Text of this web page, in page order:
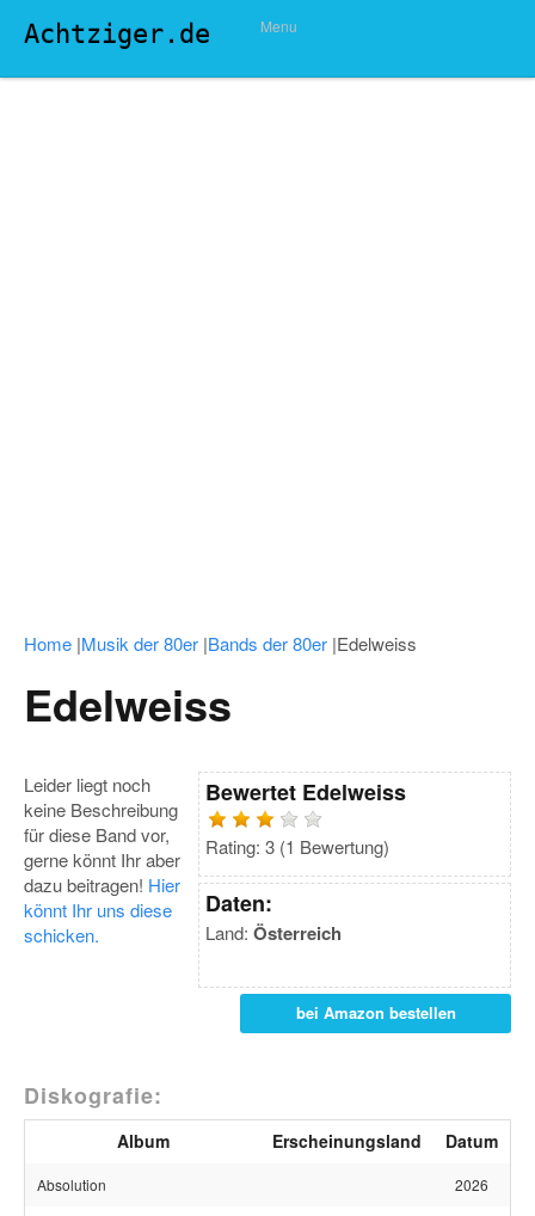
Achtziger.de Menu
Home |Musik der 80er |Bands der 80er |Edelweiss
Edelweiss
Bewertet Edelweiss
Rating: 3 (1 Bewertung)
Daten:
Land: Österreich
bei Amazon bestellen
Leider liegt noch
keine Beschreibung
für diese Band vor,
gerne könnt Ihr aber
dazu beitragen! Hier
könnt Ihr uns diese
schicken.
Diskografie:
Album Erscheinungsland Datum
Absolution 2026